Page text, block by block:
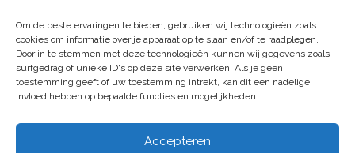
Om de beste ervaringen te bieden, gebruiken wij technologieën zoals
cookies om informatie over je apparaat op te slaan en/of te raadplegen.
Door in te stemmen met deze technologieën kunnen wij gegevens zoals
surfgedrag of unieke ID's op deze site verwerken. Als je geen
toestemming geeft of uw toestemming intrekt, kan dit een nadelige
invloed hebben op bepaalde functies en mogelijkheden.
Accepteren
OUT!
Bureau Beke ontwikkelt jeugdmonitor Aruba
GROEP